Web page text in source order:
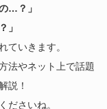
…？」
」
ていきます。
法やネット上で話題
説！
ださいね。